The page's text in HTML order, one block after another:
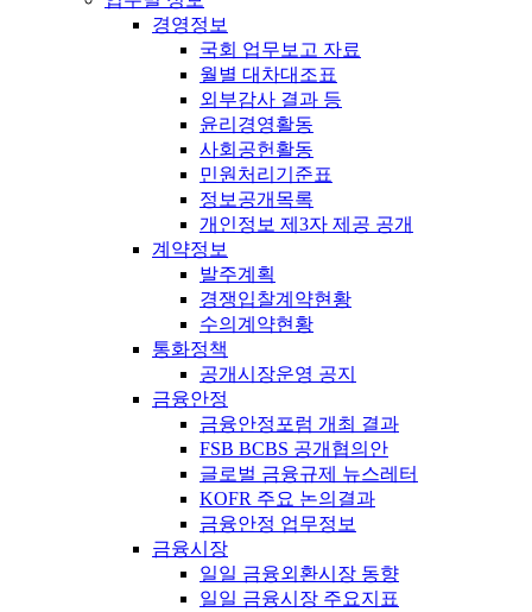
경영정보
국회 업무보고 자료
월별 대차대조표
외부감사 결과 등
윤리경영활동
사회공헌활동
민원처리기준표
정보공개목록
개인정보 제3자 제공 공개
계약정보
발주계획
경쟁입찰계약현황
수의계약현황
통화정책
공개시장운영 공지
금융안정
금융안정포럼 개최 결과
FSB BCBS 공개협의안
글로벌 금융규제 뉴스레터
KOFR 주요 논의결과
금융안정 업무정보
금융시장
일일 금융외환시장 동향
일일 금융시장 주요지표